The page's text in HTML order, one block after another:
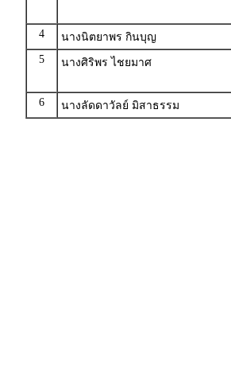
4 นางนิตยาพร กินบุญ
5
นางศิริพร ไชยมาศ
6
นางลัดดาวัลย์ มิสาธรรม